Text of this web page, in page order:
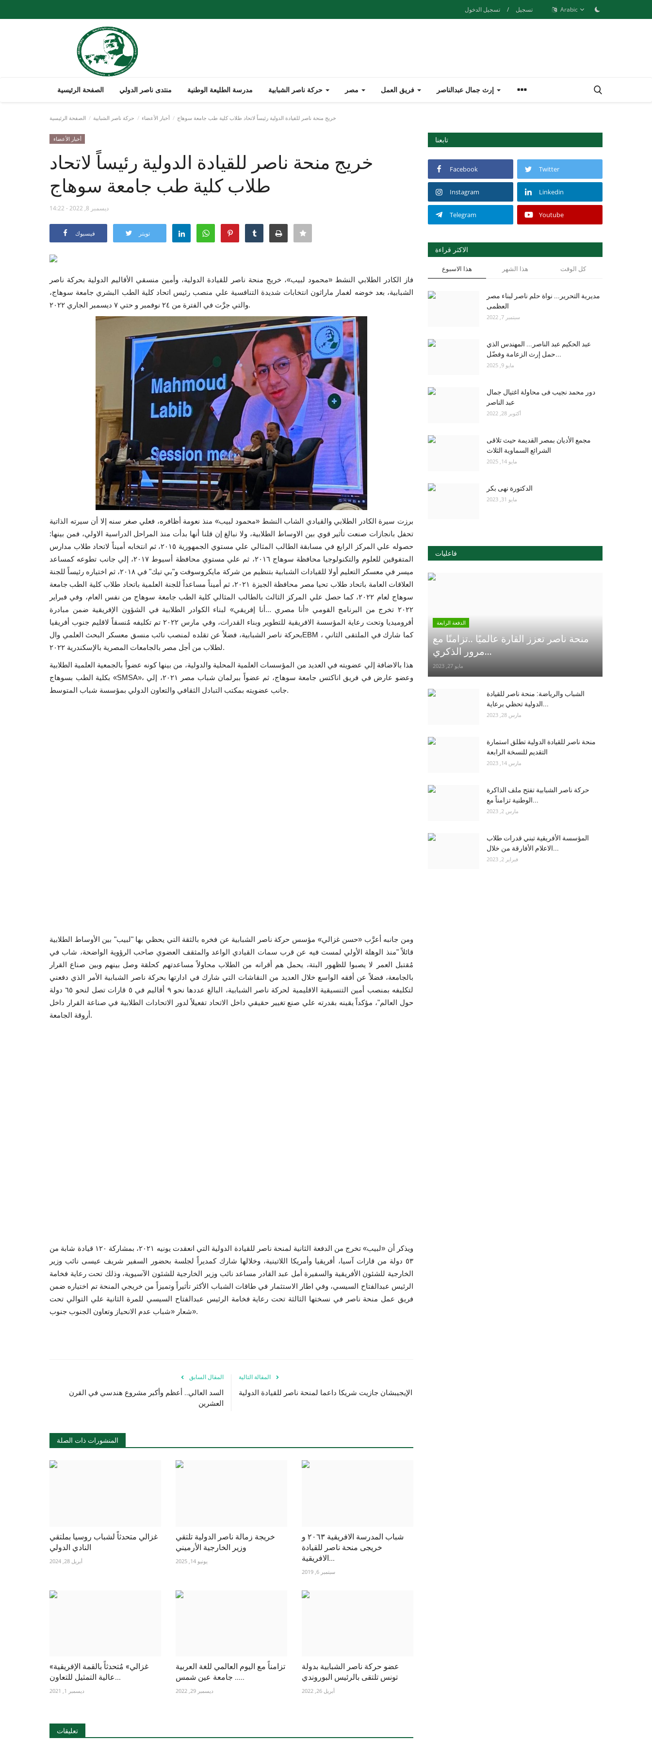
تسجيل الدخول / تسجيل Arabic
الصفحة الرئيسية منتدى ناصر الدولي مدرسة الطليعة الوطنية
الصفحة الرئيسية حركة ناصر الشبابية أخبار الأعضاء
أخبار الأعضاء
خريج منحة ناصر للقيادة الدولية رئيساً لاتحاد
ديسمبر 8, 2022 - 14:22
فيسبوك تويتر
فاز الكادر الطلابي النشط «محمود لبيب»، خريج منحة ناصر للقيادة الدولية، وأمين منسقي الأقاليم الدولية بحركة ناصر
الشبابية، بعد خوضه لغمار ماراثون انتخابات شديدة التنافسية علي منصب رئيس اتحاد كلية الطب البشري جامعة سوهاج،
والتي جرَّت في الفترة من ٢٤ نوفمبر و حتي ٧ ديسمبر الجاري ٢٠٢٢.
برزت سيرة الكادر الطلابي والقيادي الشاب النشط «محمود لبيب» منذ نعومة أظافره، فعلي صغر سنه إلا أن سيرته الذاتية
تحفل بانجازات صنعت تأثير قوي بين الاوساط الطلابية، ولا نبالغ إن قلنا أنها بدأت منذ المراحل الدراسية الاولي، فمن بينها:
حصوله علي المركز الرابع في مسابقة الطالب المثالي علي مستوي الجمهورية ٢٠١٥، ثم انتخابه أميناً لاتحاد طلاب مدارس
المتفوقين للعلوم والتكنولوجيا محافظة سوهاج ٢٠١٦، ثم علي مستوي محافظة أسيوط ٢٠١٧، إلي جانب تطوعه كمساعد
ميسر في معسكر التعليم أولا للقيادات الشبابية بتنظيم من شركة مايكروسوفت و"بي تيك" في ٢٠١٨، ثم اختياره رئيساً للجنة
العلاقات العامة باتحاد طلاب تحيا مصر محافظة الجيزة ٢٠٢١، ثم أميناً مساعداً للجنة العلمية باتحاد طلاب كلية الطب جامعة
سوهاج لعام ٢٠٢٢، كما حصل علي المركز الثالث بالطالب المثالي كلية الطب جامعة سوهاج من نفس العام، وفي فبراير
٢٠٢٢ تخرج من البرنامج القومي «أنا مصري ...أنا إفريقي» لبناء الكوادر الطلابية في الشؤون الإفريقية ضمن مبادرة
أفروميديا وتحت رعاية المؤسسة الافريقية للتطوير وبناء القدرات، وفي مارس ٢٠٢٢ تم تكليفه مُنسقاً لاقليم جنوب أفريقيا
بحركة ناصر الشبابية، فضلاً عن تقلده لمنصب نائب منسق معسكر البحث العلمي والEBM ، كما شارك في الملتقى الثاني
لطلاب من أجل مصر بالجامعات المصرية بالإسكندرية ٢٠٢٢.
هذا بالاضافة إلي عضويته في العديد من المؤسسات العلمية المحلية والدولية، من بينها كونه عضواً بالجمعية العلمية الطلابية
بكلية الطب بسوهاج «SMSA»، وعضو عارض في فريق اناكتس جامعة سوهاج، ثم عضواً ببرلمان شباب مصر ٢٠٢١، إلي
جانب عضويته بمكتب التبادل الثقافي والتعاون الدولي بمؤسسة شباب المتوسط.
ومن جانبه أعرَّب «حسن غزالي» مؤسس حركة ناصر الشبابية عن فخره بالثقة التي يحظي بها "لبيب" بين الأوساط الطلابية
قائلاً "منذ الوهلة الأولي لمست فيه عن قرب سمات القيادي الواعد والمثقف العضوي صاحب الرؤوية الواضحة، شاب في
مُقتبل العمر لا يصبوا للظهور البتة، يحمل هم أقرانه من الطلاب محاولاً مساعدتهم كحلقة وصل بينهم وبين صناع القرار
بالجامعة، فضلاً عن أفقه الواسع خلال العديد من النقاشات التي شارك في ادارتها بحركة ناصر الشبابية الأمر الذي دفعني
لتكليفه بمنصب أمين التنسيقية الاقليمية لحركة ناصر الشبابية، البالغ عددها نحو ٩ أقاليم في ٥ قارات تصل لنحو ٦٥ دولة
حول العالم"، مؤكداً يقينه بقدرته علي صنع تغيير حقيقي داخل الاتحاد تفعيلاً لدور الاتحادات الطلابية في صناعة القرار داخل
أروقة الجامعة.
ويذكر أن «لبيب» تخرج من الدفعة الثانية لمنحة ناصر للقيادة الدولية التي انعقدت يونيه ٢٠٢١، بمشاركة ١٢٠ قيادة شابة من
٥٣ دولة من قارات آسيا، أفريقيا وأمريكا اللاتينية، وخلالها شارك كمديراً لجلسة بحضور السفير شريف عيسى نائب وزير
الخارجية للشئون الأفريقية والسفيرة أمل عبد القادر مساعد نائب وزير الخارجية للشئون الآسيوية، وذلك تحت رعاية فخامة
الرئيس عبدالفتاح السيسي، وفي اطار الاستثمار في طاقات الشباب الأكثر تأثيراً وتميزاً من خريجي المنحة تم اختياره ضمن
فريق عمل منحة ناصر في نسختها الثالثة تحت رعاية فخامة الرئيس عبدالفتاح السيسي للمرة الثانية علي التوالي تحت
شعار «شباب عدم الانحياز وتعاون الجنوب جنوب».
المقال السابق
السد العالي.. أعظم وأكبر مشروع هندسي في القرن
العشرين
المقالة التالية
الإيجيبشان جازيت شريكا داعما لمنحة ناصر للقيادة الدولية
المنشورات ذات الصلة
غزالي متحدثاً لشباب روسيا بملتقي
أبريل 28, 2024
خريجة زمالة ناصر الدولية تلتقي
وزير الخارجية الأرميني
يونيو 14, 2025
شباب المدرسة الافريقية ٢٠٦٣ و
خريجى منحة ناصر للقيادة
الافريقية...
سبتمبر 6, 2019
«غزالي» مُتحدثاً بالقمة الإفريقية
عالية التمثيل للتعاون...
ديسمبر 1, 2021
تزامناً مع اليوم العالمي للغة العربية
.. جامعة عين شمس...
ديسمبر 29, 2022
عضو حركة ناصر الشبابية بدولة
تونس تلتقى بالرئيس البوروندي
أبريل 26, 2022
تعليقات
تابعنا
Facebook Twitter
Instagram Linkedin
Telegram Youtube
الاكثر قراءة
هذا الاسبوع هذا الشهر كل الوقت
مديرية التحرير... نواة حلم ناصر لبناء مصر
العظمى
سبتمبر 7, 2022
عبد الحكيم عبد الناصر... المهندس الذي
حمل إرث الزعامة وفضّل...
مايو 9, 2025
دور محمد نجيب فى محاولة اغتيال جمال
عبد الناصر
أكتوبر 28, 2022
مجمع الأديان بمصر القديمة حيث تلاقى
الشرائع السماوية الثلاث
مايو 14, 2025
الدكتورة نهى بكر
مايو 31, 2023
فاعليات
الدفعة الرابعة
منحة ناصر تعزز القارة عالميًا ..تزامنًا مع
مرور الذكري...
مايو 27, 2023
الشباب والرياضة: منحة ناصر للقيادة
الدولية تحظي برعاية...
مارس 28, 2023
منحة ناصر للقيادة الدولية تطلق استمارة
التقديم للنسخة الرابعة
مارس 14, 2023
حركة ناصر الشبابية تفتح ملف الذاكرة
الوطنية تزامناً مع...
مارس 2, 2023
المؤسسة الأفريقية تبني قدرات طلاب
الاعلام الأفارقة من خلال...
فبراير 2, 2023